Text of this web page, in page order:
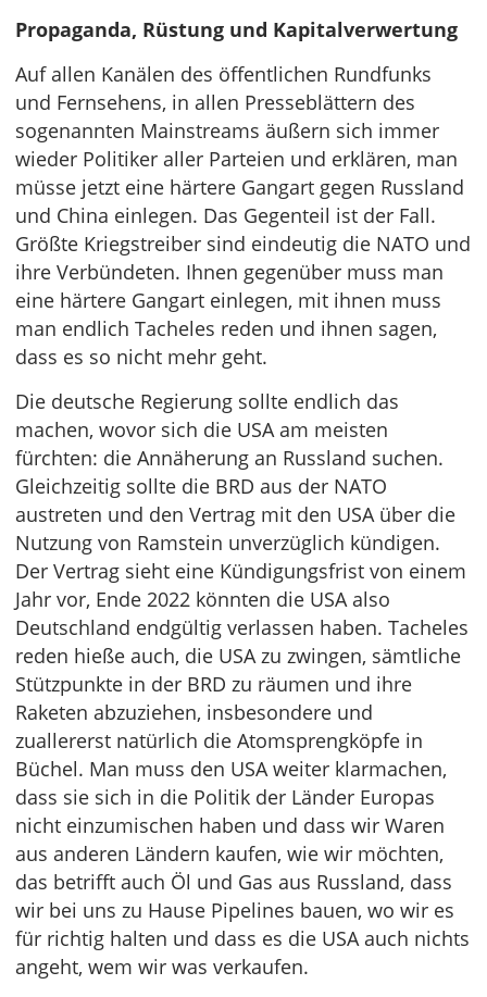
Propaganda, Rüstung und Kapitalverwertung
Auf allen Kanälen des öffentlichen Rundfunks
und Fernsehens, in allen Presseblättern des
sogenannten Mainstreams äußern sich immer
wieder Politiker aller Parteien und erklären, man
müsse jetzt eine härtere Gangart gegen Russland
und China einlegen. Das Gegenteil ist der Fall.
Größte Kriegstreiber sind eindeutig die NATO und
ihre Verbündeten. Ihnen gegenüber muss man
eine härtere Gangart einlegen, mit ihnen muss
man endlich Tacheles reden und ihnen sagen,
dass es so nicht mehr geht.
Die deutsche Regierung sollte endlich das
machen, wovor sich die USA am meisten
fürchten: die Annäherung an Russland suchen.
Gleichzeitig sollte die BRD aus der NATO
austreten und den Vertrag mit den USA über die
Nutzung von Ramstein unverzüglich kündigen.
Der Vertrag sieht eine Kündigungsfrist von einem
Jahr vor, Ende 2022 könnten die USA also
Deutschland endgültig verlassen haben. Tacheles
reden hieße auch, die USA zu zwingen, sämtliche
Stützpunkte in der BRD zu räumen und ihre
Raketen abzuziehen, insbesondere und
zuallererst natürlich die Atomsprengköpfe in
Büchel. Man muss den USA weiter klarmachen,
dass sie sich in die Politik der Länder Europas
nicht einzumischen haben und dass wir Waren
aus anderen Ländern kaufen, wie wir möchten,
das betrifft auch Öl und Gas aus Russland, dass
wir bei uns zu Hause Pipelines bauen, wo wir es
für richtig halten und dass es die USA auch nichts
angeht, wem wir was verkaufen.